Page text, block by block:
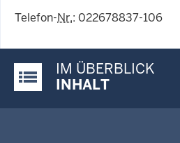
Telefon-Nr.: 022678837-106
Justiz-Portal im Überblick:
IM ÜBERBLICK
INHALT